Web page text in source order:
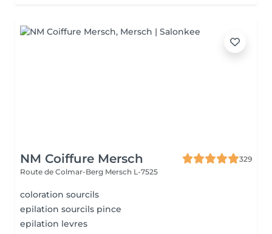
NM Coiffure Mersch
329
Route de Colmar-Berg Mersch L-7525
coloration sourcils
epilation sourcils pince
epilation levres